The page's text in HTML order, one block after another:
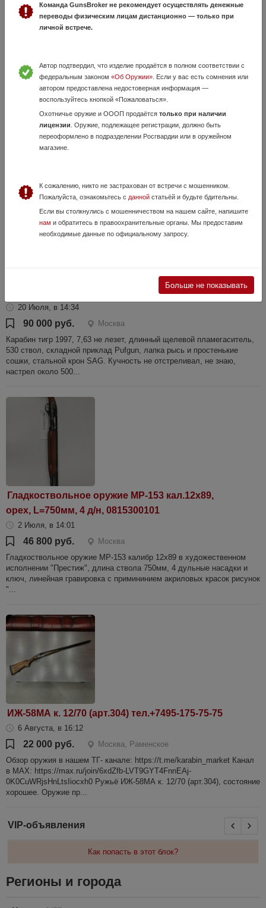
Simson к.12/70, L-710 тел.+7495-175-75-75
5 Июня, в 17:16
Москва, Раменское
Видеообзор оружия в нашем ТГ-канале:
https://t.me/karabin_market/1656 Ружьё Simson к.12/70, L-710,
20 Июля, в 14:34
90 000 руб.
Москва
Карабин тигр 1997, 7,63 не лезет, длинный щелевой пламегаситель,
530 ствол, складной приклад Pufgun, лапка рысь и простенькие
сошки, стальной крон SAG. Кучность не отстреливал, не знаю,
настрел около 500...
Гладкоствольное оружие МР-153 кал.12х89,
орех, L=750мм, 4 д/н, 0815300101
2 Июля, в 14:01
46 800 руб.
Москва
Гладкоствольное оружие МР-153 калибр 12х89 в художественном
исполнении "Престиж", длина ствола 750мм, 4 дульные насадки и
ключ, линейная гравировка с примининием акриловых красок рисунок
"...
ИЖ-58МА к. 12/70 (арт.304) тел.+7495-175-75-75
6 Августа, в 16:12
22 000 руб.
Москва, Раменское
Обзор оружия в нашем ТГ- канале: https://t.me/karabin_market Канал
в МАХ: https://max.ru/join/6xdZfb-LVT9GYT4FnnEAj-
0K0CuWRjsHnLtsIiocxh0 Ружьё ИЖ-58МА к. 12/70 (арт.304), состояние
хорошее. Оружие пр...
Команда GunsBroker не рекомендует осуществлять денежные
переводы физическим лицам дистанционно — только при
личной встрече.
Автор подтвердил, что изделие продаётся в полном соответствии с
федеральным законом «Об Оружии». Если у вас есть сомнения или
автором предоставлена недостоверная информация —
воспользуйтесь кнопкой «Пожаловаться».
Охотничье оружие и ОООП продаётся только при наличии
лицензии . Оружие, подлежащее регистрации, должно быть
переоформлено в подразделении Росгвардии или в оружейном
магазине.
К сожалению, никто не застрахован от встречи с мошенником.
Пожалуйста, ознакомьтесь с даннойстатьёй и будьте бдительны.
Если вы столкнулись с мошенничеством на нашем сайте, напишите
нам и обратитесь в правоохранительные органы. Мы предоставим
необходимые данные по официальному запросу.
Больше не показывать
VIP-объявления
Как попасть в этот блок?
Регионы и города